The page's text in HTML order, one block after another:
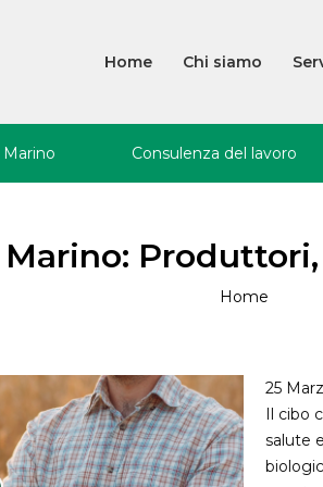
Home Chi siamo
Perché
Cosa facciamo
Organismi
Codice etico
Marino Consulenza del lavoro
Costo del lavoro
Marino:
Home
25
Il cibo
salute